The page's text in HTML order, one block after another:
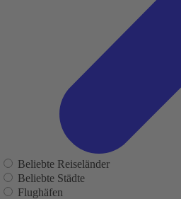
Beliebte Reiseländer
Beliebte Städte
Flughäfen